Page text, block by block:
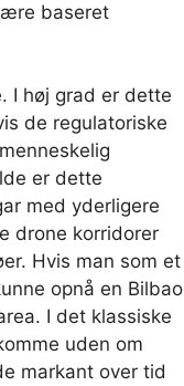
baseret
I høj grad er dette
de regulatoriske
er dette
med yderligere
drone korridorer
Hvis man som et
opnå en Bilbao
I det klassiske
uden om
markant over tid